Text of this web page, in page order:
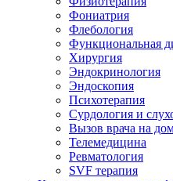
Фониатрия
Флебология
Функциональная
Хирургия
Эндокринология
Эндоскопия
Психотерапия
Сурдология и
Вызов врача на
Телемедицина
Ревматология
SVF терапия